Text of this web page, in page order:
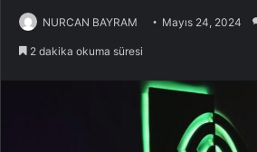
NURCAN BAYRAM Mayıs 24, 2024
2 dakika okuma süresi